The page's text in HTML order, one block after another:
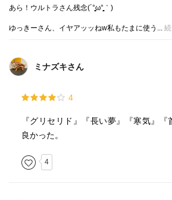
あら！ウルトラさん残念(´°̥̥̥̥̥̥̥̥ω°̥̥̥̥̥̥̥̥｀)
ゆっきーさん、イヤアッッねw私もたまに使う...
ミナズキさん
4
『グリセリド』『長い夢』『寒気』『
良かった。
4